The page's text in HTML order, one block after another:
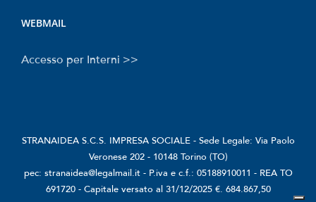
WEBMAIL
Accesso per Interni >>
STRANAIDEA S.C.S. IMPRESA SOCIALE - Sede Legale: Via Paolo
Veronese 202 - 10148 Torino (TO)
pec: stranaidea@legalmail.it - P.iva e c.f.: 05188910011 - REA TO
691720 - Capitale versato al 31/12/2025 €. 684.867,50